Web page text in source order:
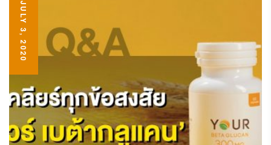
JULY 3, 2020